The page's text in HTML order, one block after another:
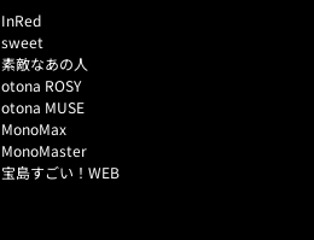
InRed
sweet
素敵なあの人
otona ROSY
otona MUSE
MonoMax
MonoMaster
宝島すごい！WEB